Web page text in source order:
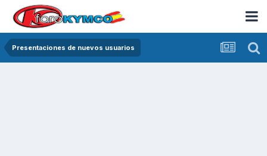
Presentaciones de nuevos usuarios